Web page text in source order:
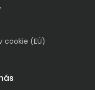
cookie (EÚ)